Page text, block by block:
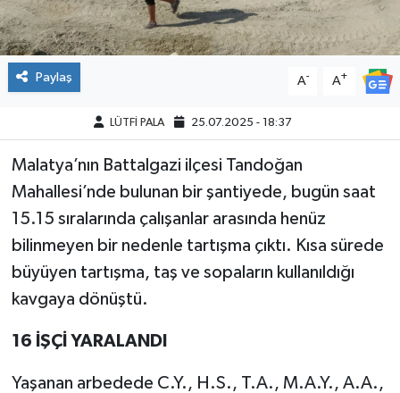
Paylaş A- A+
LÜTFİ PALA 25.07.2025 - 18:37
Malatya’nın Battalgazi ilçesi Tandoğan
Mahallesi’nde bulunan bir şantiyede, bugün saat
15.15 sıralarında çalışanlar arasında henüz
bilinmeyen bir nedenle tartışma çıktı. Kısa sürede
büyüyen tartışma, taş ve sopaların kullanıldığı
kavgaya dönüştü.
16 İŞÇİ YARALANDI
Yaşanan arbedede C.Y., H.S., T.A., M.A.Y., A.A.,